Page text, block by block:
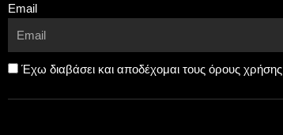
Email
Έχω διαβάσει και αποδέχομαι τους όρους χρήσης